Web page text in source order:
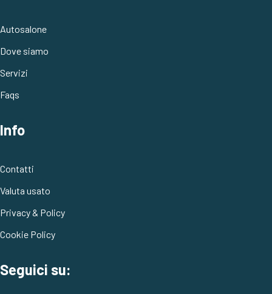
Autosalone
Dove siamo
Servizi
Faqs
Info
Contatti
Valuta usato
Privacy & Policy
Cookie Policy
Seguici su: